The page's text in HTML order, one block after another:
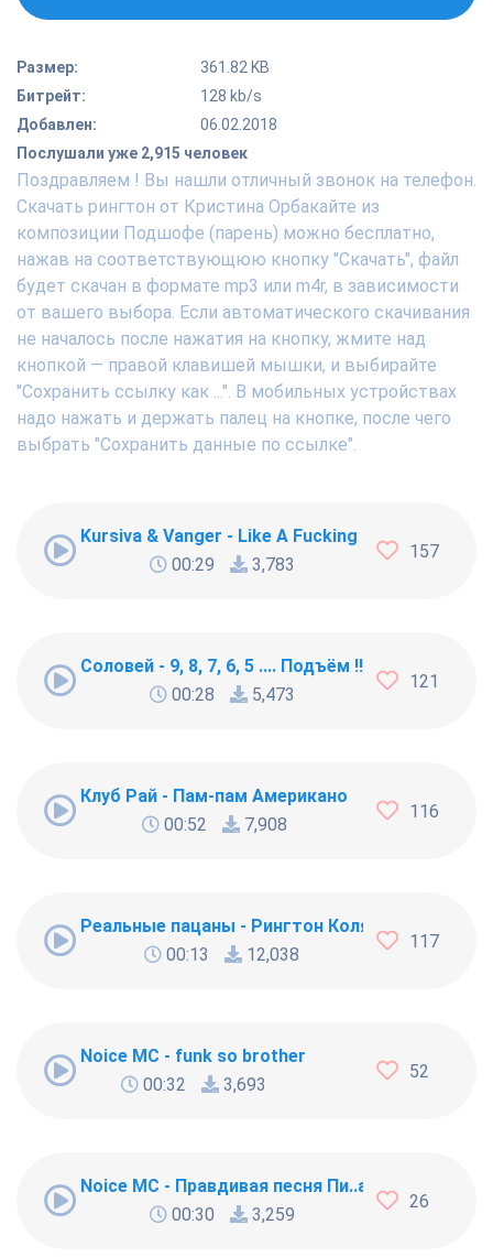
Размер:
361.82 KB
Битрейт:
128 kb/s
Добавлен:
06.02.2018
Послушали уже 2,915 человек
Поздравляем ! Вы нашли отличный звонок на телефон.
Скачать рингтон от Кристина Орбакайте из
композиции Подшофе (парень) можно бесплатно,
нажав на соответствующюю кнопку "Скачать", файл
будет скачан в формате mp3 или m4r, в зависимости
от вашего выбора. Если автоматического скачивания
не началось после нажатия на кнопку, жмите над
кнопкой — правой клавишей мышки, и выбирайте
"Сохранить ссылку как ...". В мобильных устройствах
надо нажать и держать палец на кнопке, после чего
выбрать "Сохранить данные по ссылке".
Kursiva & Vanger - Like A Fucking Newbie
00:29
3,783
157
Соловей - 9, 8, 7, 6, 5 .... Подъём !!!
00:28
5,473
121
Клуб Рай - Пам-пам Американо
00:52
7,908
116
Реальные пацаны - Рингтон Коляна
00:13
12,038
117
Noice MC - funk so brother
00:32
3,693
52
Noice MC - Правдивая песня Пи..абола
00:30
3,259
26